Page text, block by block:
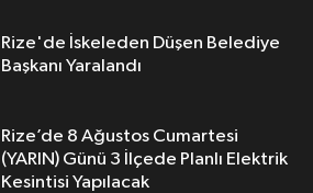
Rize'de İskeleden Düşen Belediye
Başkanı Yaralandı
Rize’de 8 Ağustos Cumartesi
(YARIN) Günü 3 İlçede Planlı Elektrik
Kesintisi Yapılacak